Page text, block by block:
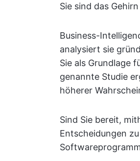
Sie sind das
Business-
analysiert sie
Sie als Grundlage
genannte Studie
höherer
Sind Sie bereit,
Entscheidungen